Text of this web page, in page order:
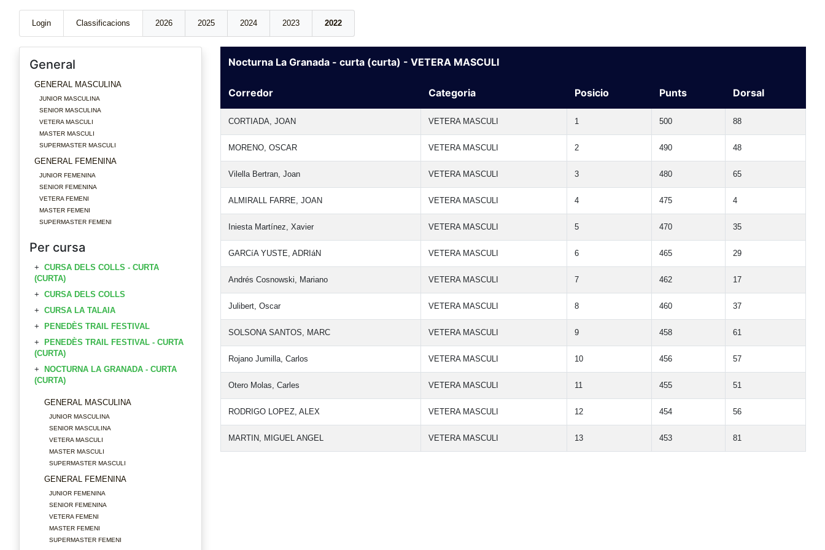
Login Classificacions 2026 2025 2024 2023 2022
General
GENERAL MASCULINA
JUNIOR MASCULINA
SENIOR MASCULINA
VETERA MASCULI
MASTER MASCULI
SUPERMASTER MASCULI
GENERAL FEMENINA
JUNIOR FEMENINA
SENIOR FEMENINA
VETERA FEMENI
MASTER FEMENI
SUPERMASTER FEMENI
Per cursa
CURSA DELS COLLS - CURTA
(CURTA)
CURSA DELS COLLS
CURSA LA TALAIA
PENEDÈS TRAIL FESTIVAL
PENEDÈS TRAIL FESTIVAL - CURTA
(CURTA)
NOCTURNA LA GRANADA - CURTA
(CURTA)
GENERAL MASCULINA
JUNIOR MASCULINA
SENIOR MASCULINA
VETERA MASCULI
MASTER MASCULI
SUPERMASTER MASCULI
GENERAL FEMENINA
JUNIOR FEMENINA
SENIOR FEMENINA
VETERA FEMENI
MASTER FEMENI
SUPERMASTER FEMENI
Nocturna La Granada - curta (curta) - VETERA MASCULI
Corredor Categoria Posicio Punts Dorsal
CORTIADA, JOAN VETERA MASCULI 1 500 88
MORENO, OSCAR VETERA MASCULI 2 490 48
Vilella Bertran, Joan VETERA MASCULI 3 480 65
ALMIRALL FARRE, JOAN VETERA MASCULI 4 475 4
Iniesta Martínez, Xavier VETERA MASCULI 5 470 35
GARCíA YUSTE, ADRIáN VETERA MASCULI 6 465 29
Andrés Cosnowski, Mariano VETERA MASCULI 7 462 17
Julibert, Oscar VETERA MASCULI 8 460 37
SOLSONA SANTOS, MARC VETERA MASCULI 9 458 61
Rojano Jumilla, Carlos VETERA MASCULI 10 456 57
Otero Molas, Carles VETERA MASCULI 11 455 51
RODRIGO LOPEZ, ALEX VETERA MASCULI 12 454 56
MARTIN, MIGUEL ANGEL VETERA MASCULI 13 453 81